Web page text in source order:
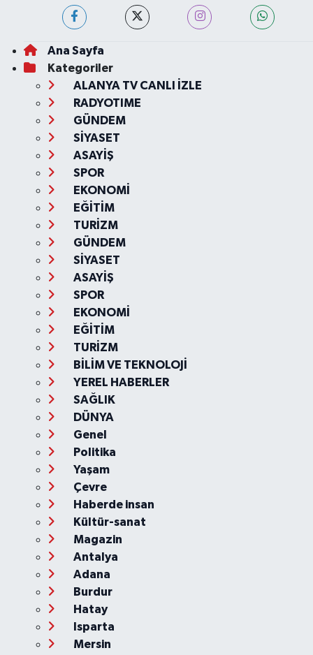
Ana Sayfa
Kategoriler
ALANYA TV CANLI İZLE
RADYOTIME
GÜNDEM
SİYASET
ASAYİŞ
SPOR
EKONOMİ
EĞİTİM
TURİZM
GÜNDEM
SİYASET
ASAYİŞ
SPOR
EKONOMİ
EĞİTİM
TURİZM
BİLİM VE TEKNOLOJİ
YEREL HABERLER
SAĞLIK
DÜNYA
Genel
Politika
Yaşam
Çevre
Haberde insan
Kültür-sanat
Magazin
Antalya
Adana
Burdur
Hatay
Isparta
Mersin